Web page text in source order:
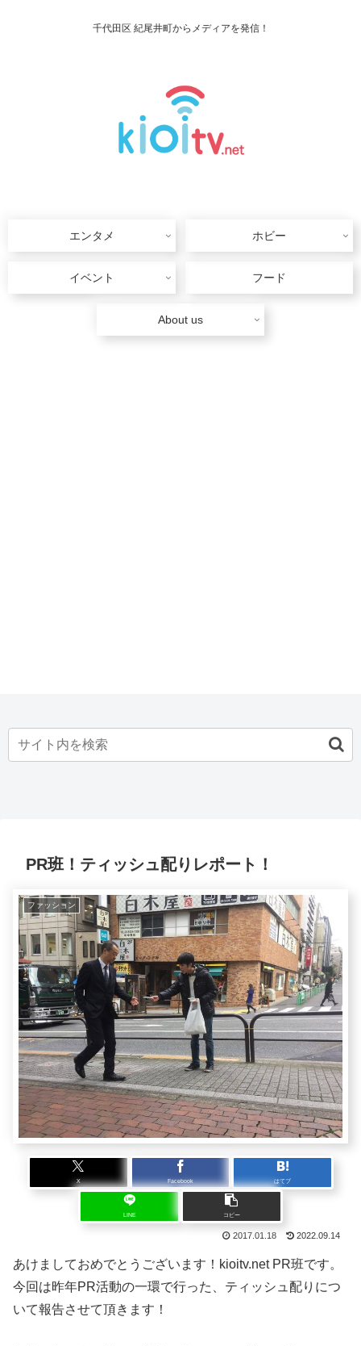
千代田区 紀尾井町からメディアを発信！
エンタメ ホビー
イベント フード
About us
PR班！ティッシュ配りレポート！
ファッション
X Facebook はてブ
LINE コピー
2017.01.18 2022.09.14
あけましておめでとうございます！kioitv.net PR班です。
今回は昨年PR活動の一環で行った、ティッシュ配りにつ
いて報告させて頂きます！